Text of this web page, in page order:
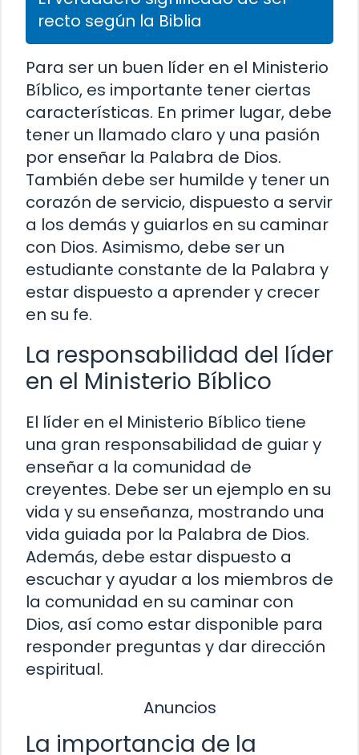
recto según la Biblia
Para ser un buen líder en el Ministerio
Bíblico, es importante tener ciertas
características. En primer lugar, debe
tener un llamado claro y una pasión
por enseñar la Palabra de Dios.
También debe ser humilde y tener un
corazón de servicio, dispuesto a servir
a los demás y guiarlos en su caminar
con Dios. Asimismo, debe ser un
estudiante constante de la Palabra y
estar dispuesto a aprender y crecer
en su fe.
La responsabilidad del líder
en el Ministerio Bíblico
El líder en el Ministerio Bíblico tiene
una gran responsabilidad de guiar y
enseñar a la comunidad de
creyentes. Debe ser un ejemplo en su
vida y su enseñanza, mostrando una
vida guiada por la Palabra de Dios.
Además, debe estar dispuesto a
escuchar y ayudar a los miembros de
la comunidad en su caminar con
Dios, así como estar disponible para
responder preguntas y dar dirección
espiritual.
Anuncios
La importancia de la